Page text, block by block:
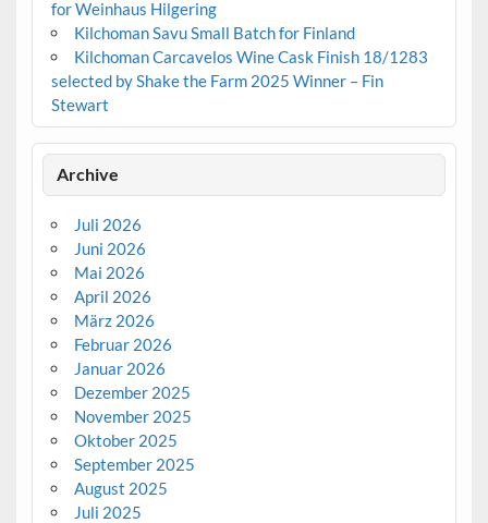
for Weinhaus Hilgering
Kilchoman Savu Small Batch for Finland
Kilchoman Carcavelos Wine Cask Finish 18/1283
selected by Shake the Farm 2025 Winner – Fin
Stewart
Archive
Juli 2026
Juni 2026
Mai 2026
April 2026
März 2026
Februar 2026
Januar 2026
Dezember 2025
November 2025
Oktober 2025
September 2025
August 2025
Juli 2025